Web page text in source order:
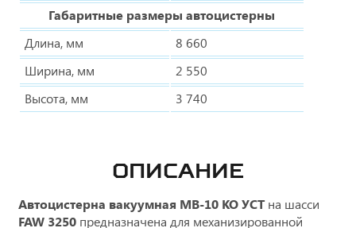
Габаритные размеры автоцистерны
Длина, мм
8 660
Ширина, мм
2 550
Высота, мм
3 740
ОПИСАНИЕ
Автоцистерна вакуумная МВ-10 КО УСТна шасси
FAW 3250 предназначена для механизированной